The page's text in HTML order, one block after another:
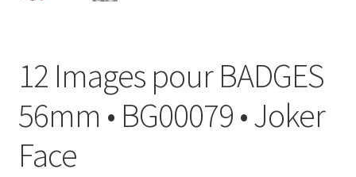
Politique de Confidentialité
Validation de la commande
12 Images pour BADGES
56mm • BG00079 • Joker
Face